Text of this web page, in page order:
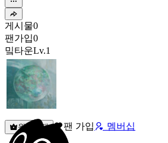
게시물0
팬가입0
밐타운Lv.1
원픽선택 팬 가입 멤버십